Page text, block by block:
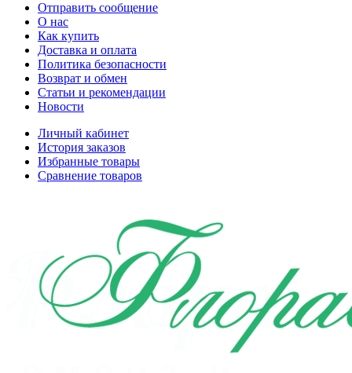
Отправить сообщение
О нас
Как купить
Доставка и оплата
Политика безопасности
Возврат и обмен
Статьи и рекомендации
Новости
Личный кабинет
История заказов
Избранные товары
Сравнение товаров